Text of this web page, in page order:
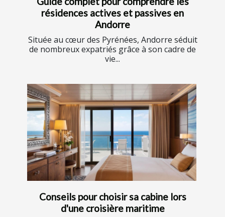
résidences actives et passives en
Andorre
Située au cœur des Pyrénées, Andorre séduit
de nombreux expatriés grâce à son cadre de
vie...
Conseils pour choisir sa cabine lors
d'une croisière maritime